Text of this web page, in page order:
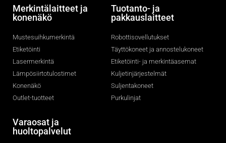
Merkintälaitteet ja
konenäkö
Mustesuihkumerkintä
Etiketöinti
Lasermerkintä
Lämpösiirtotulostimet
Konenäkö
Outlet-tuotteet
Tuotanto- ja
pakkauslaitteet
Robottisovellutukset
Täyttökoneet ja annostelukoneet
Etiketöinti- ja merkintäasemat
Kuljetinjärjestelmät
Suljentakoneet
Purkulinjat
Varaosat ja
huoltopalvelut